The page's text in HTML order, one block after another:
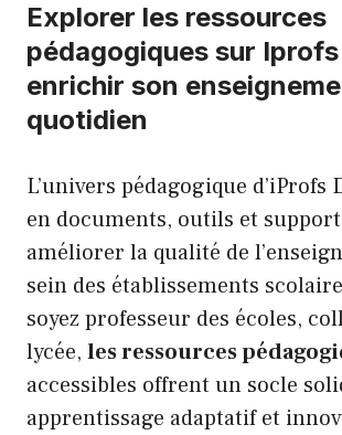
Explorer les ressources
pédagogiques sur
enrichir son
quotidien
L’univers pédagogique d’iProfs
en documents, outils et
améliorer la qualité de
sein des établissements
soyez professeur des écoles,
lycée, les ressources
accessibles offrent un socle
apprentissage adaptatif et